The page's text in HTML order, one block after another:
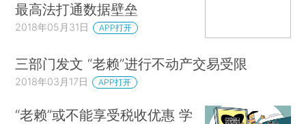
最高法打通数据壁垒
2018年05月31日 APP打开
三部门发文 “老赖”进行不动产交易受限
2018年03月17日 APP打开
“老赖”或不能享受税收优惠 学